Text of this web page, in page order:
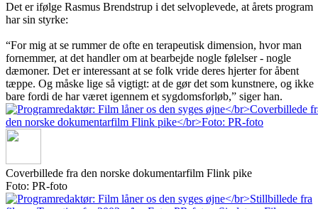
Det er ifølge Rasmus Brendstrup i det selvoplevede, at årets program
har sin styrke:
“For mig at se rummer de ofte en terapeutisk dimension, hvor man
fornemmer, at det handler om at bearbejde nogle følelser - nogle
dæmoner. Det er interessant at se folk vride deres hjerter for åbent
tæppe. Og måske lige så vigtigt: at de gør det som kunstnere, og ikke
bare fordi de har været igennem et sygdomsforløb,” siger han.
Coverbillede fra den norske dokumentarfilm Flink pike
Foto: PR-foto